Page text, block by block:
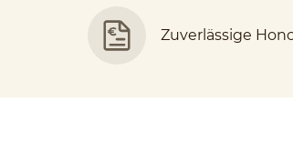
Zuverlässige